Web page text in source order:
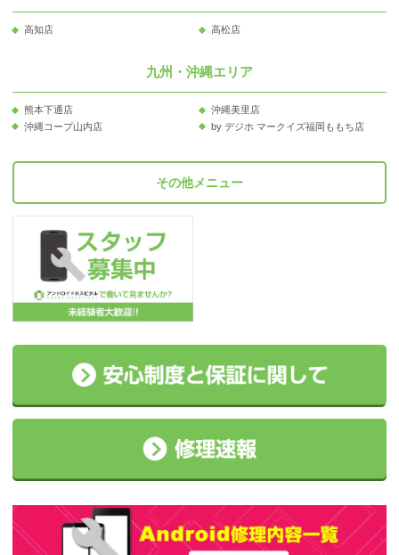
高知店 高松店
九州・沖縄エリア
熊本下通店
沖縄美里店
沖縄コープ山内店
by デジホ マークイズ福岡ももち店
その他メニュー